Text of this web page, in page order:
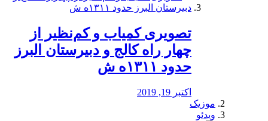
️تصویری کمیاب و کم‌نظیر از
چهار راه كالج و دبيرستان البرز
حدود ۱۳۱۱ه ش
اکتبر 19, 2019
موزیک
ویدئو